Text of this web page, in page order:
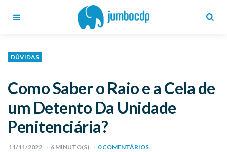
DÚVIDAS
Como Saber o Raio e a Cela de
um Detento Da Unidade
Penitenciária?
11/11/2022 6 MINUTO(S) 0 COMENTÁRIOS